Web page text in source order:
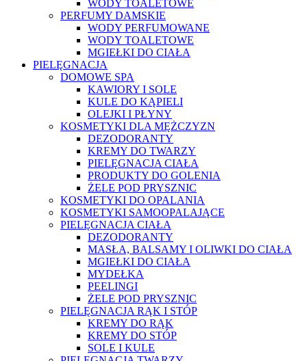
WODY TOALETOWE
PERFUMY DAMSKIE
WODY PERFUMOWANE
WODY TOALETOWE
MGIEŁKI DO CIAŁA
PIELĘGNACJA
DOMOWE SPA
KAWIORY I SOLE
KULE DO KĄPIELI
OLEJKI I PŁYNY
KOSMETYKI DLA MĘŻCZYZN
DEZODORANTY
KREMY DO TWARZY
PIELĘGNACJA CIAŁA
PRODUKTY DO GOLENIA
ŻELE POD PRYSZNIC
KOSMETYKI DO OPALANIA
KOSMETYKI SAMOOPALAJĄCE
PIELĘGNACJA CIAŁA
DEZODORANTY
MASŁA, BALSAMY I OLIWKI DO CIAŁA
MGIEŁKI DO CIAŁA
MYDEŁKA
PEELINGI
ŻELE POD PRYSZNIC
PIELĘGNACJA RĄK I STÓP
KREMY DO RĄK
KREMY DO STÓP
SOLE I KULE